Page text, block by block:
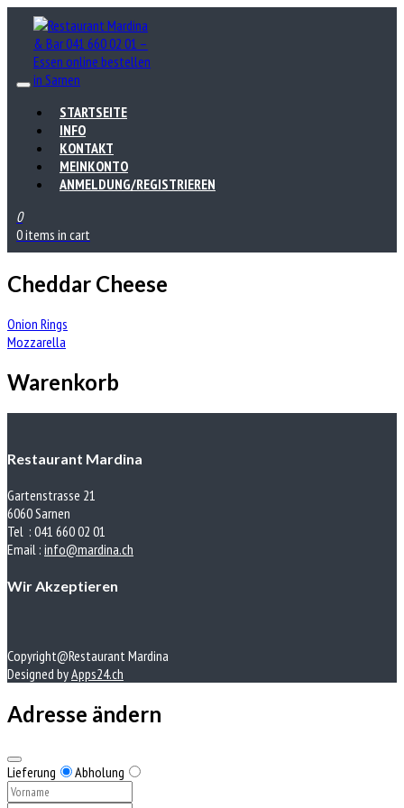
STARTSEITE
INFO
KONTAKT
MEINKONTO
ANMELDUNG/REGISTRIEREN
0
0 items in cart
Cheddar Cheese
Beitrags-
Navigation
Onion Rings
Mozzarella
Warenkorb
Restaurant Mardina
Gartenstrasse 21
6060 Sarnen
Tel : 041 660 02 01
Email : info@mardina.ch
Wir Akzeptieren
Copyright@Restaurant Mardina
Designed byApps24.ch
Adresse ändern
Lieferung Abholung